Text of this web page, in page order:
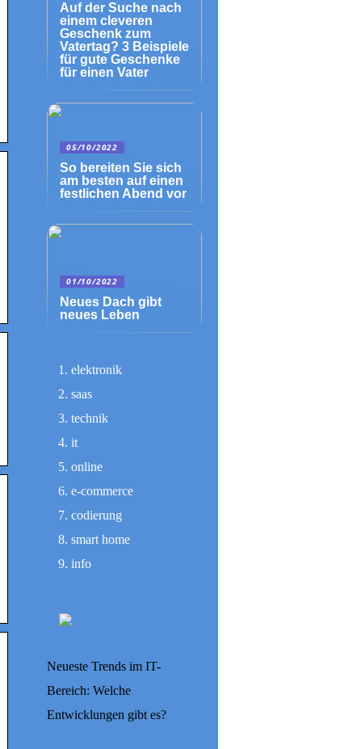
Auf der Suche nach
einem cleveren
Geschenk zum
Vatertag? 3 Beispiele
für gute Geschenke
für einen Vater
05/10/2022
So bereiten Sie sich
am besten auf einen
festlichen Abend vor
01/10/2022
Neues Dach gibt
neues Leben
elektronik
saas
technik
it
online
e-commerce
codierung
smart home
info
Neueste Trends im IT-
Bereich: Welche
Entwicklungen gibt es?